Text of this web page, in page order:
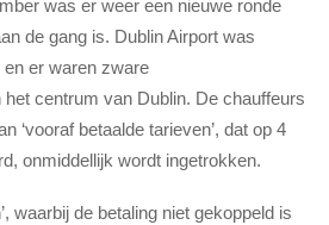
was er weer een nieuwe ronde
de gang is. Dublin Airport was
er waren zware
centrum van Dublin. De chauffeurs
‘vooraf betaalde tarieven’, dat op 4
onmiddellijk wordt ingetrokken.
waarbij de betaling niet gekoppeld is